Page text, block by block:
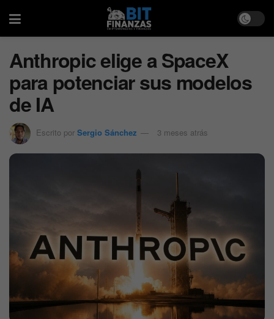
Anthropic elige a SpaceX
para potenciar sus modelos
de IA
Escrito por Sergio Sánchez 3 meses atrás